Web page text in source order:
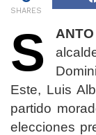
SHARES
S
Este, Luis
partido
elecciones